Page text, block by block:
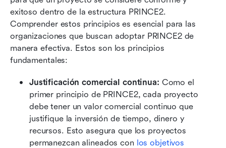
exitoso dentro de la estructura PRINCE2.
Comprender estos principios es esencial para las
organizaciones que buscan adoptar PRINCE2 de
manera efectiva. Estos son los principios
fundamentales:
Justificación comercial continua: Como el
primer principio de PRINCE2, cada proyecto
debe tener un valor comercial continuo que
justifique la inversión de tiempo, dinero y
recursos. Esto asegura que los proyectos
permanezcan alineados con los objetivos